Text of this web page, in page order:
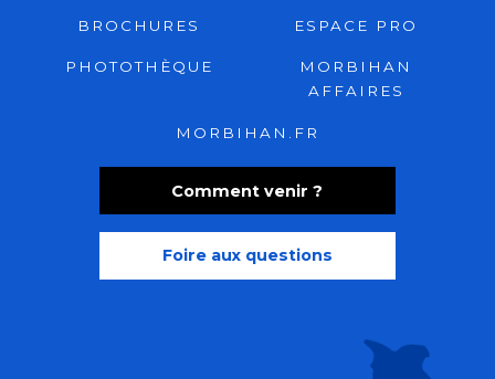
Comment venir ?
Foire aux questions
BROCHURES ESPACE PRO
PHOTOTHÈQUE
MORBIHAN
AFFAIRES
MORBIHAN.FR